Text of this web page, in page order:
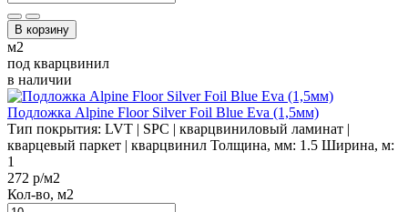
В корзину
м2
под кварцвинил
в наличии
Подложка Alpine Floor Silver Foil Blue Eva (1,5мм)
Тип покрытия: LVT | SPC | кварцвиниловый ламинат |
кварцевый паркет | кварцвинил Толщина, мм: 1.5 Ширина, м:
1
272 р/м2
Кол-во, м2